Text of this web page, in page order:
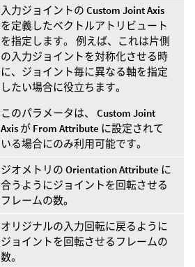
入力ジョイントの Custom Joint Axis
を定義したベクトルアトリビュート
を指定します。 例えば、これは片側
の入力ジョイントを対称化させる時
に、ジョイント毎に異なる軸を指定
したい場合に役立ちます。
このパラメータは、 Custom Joint
Axis が From Attribute に設定されて
いる場合にのみ利用可能です。
ジオメトリの Orientation Attribute に
合うようにジョイントを回転させる
フレームの数。
オリジナルの入力回転に戻るように
ジョイントを回転させるフレームの
数。